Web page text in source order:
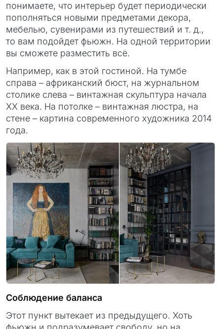
понимаете, что интерьер будет периодически
пополняться новыми предметами декора,
мебелью, сувенирами из путешествий и т. д.,
то вам подойдет фьюжн. На одной территории
вы сможете разместить всё.
Например, как в этой гостиной. На тумбе
справа – африканский бюст, на журнальном
столике слева – винтажная скульптура начала
XX века. На потолке – винтажная люстра, на
стене – картина современного художника 2014
года.
Соблюдение баланса
Этот пункт вытекает из предыдущего. Хоть